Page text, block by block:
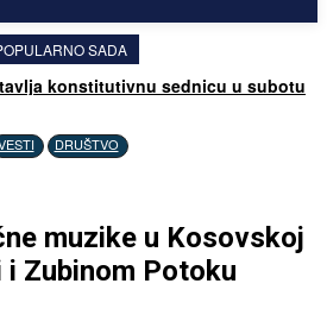
SADA
konstitutivnu sednicu u subotu
DRUŠTVO
muzike u Kosovskoj
Zubinom Potoku